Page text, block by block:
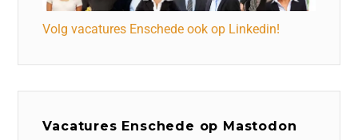
Volg vacatures Enschede ook op Linkedin!
Vacatures Enschede op Mastodon